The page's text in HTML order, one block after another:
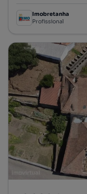
Imobretanha
Profissional